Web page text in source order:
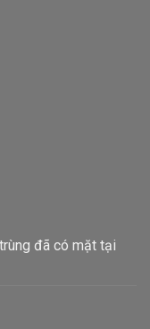
đã có mặt tại